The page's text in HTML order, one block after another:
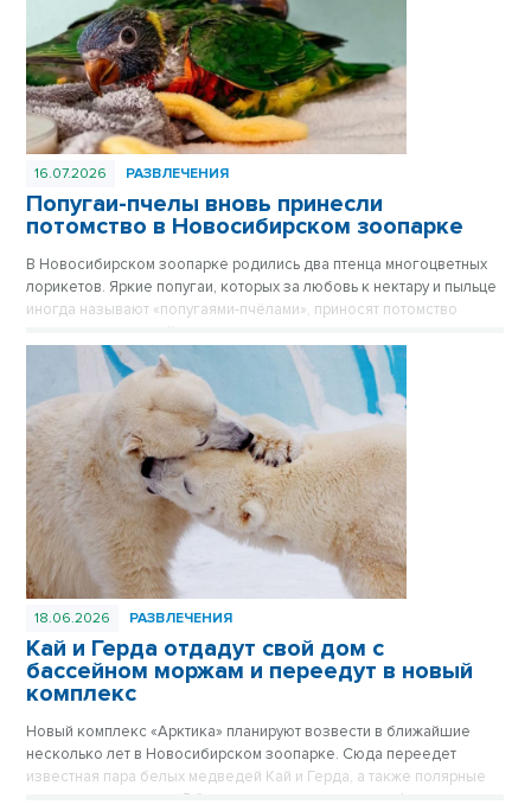
16.07.2026 РАЗВЛЕЧЕНИЯ
Попугаи-пчелы вновь принесли
потомство в Новосибирском зоопарке
В Новосибирском зоопарке родились два птенца многоцветных
лорикетов. Яркие попугаи, которых за любовь к нектару и пыльце
иногда называют «попугаями-пчёлами», приносят потомство
18.06.2026 РАЗВЛЕЧЕНИЯ
Кай и Герда отдадут свой дом с
бассейном моржам и переедут в новый
комплекс
Новый комплекс «Арктика» планируют возвести в ближайшие
несколько лет в Новосибирском зоопарке. Сюда переедет
известная пара белых медведей Кай и Герда, а также полярные
совы, волки и песцы. Об этом рассказал в прямом эфире